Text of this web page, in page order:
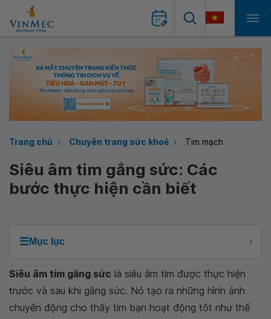
Trang chủ Chuyên trang sức khoẻ Tim mạch
Siêu âm tim gắng sức: Các
bước thực hiện cần biết
☰Mục lục
Siêu âm tim gắng sức là siêu âm tim được thực hiện
trước và sau khi gắng sức. Nó tạo ra những hình ảnh
chuyển động cho thấy tim bạn hoạt động tốt như thế